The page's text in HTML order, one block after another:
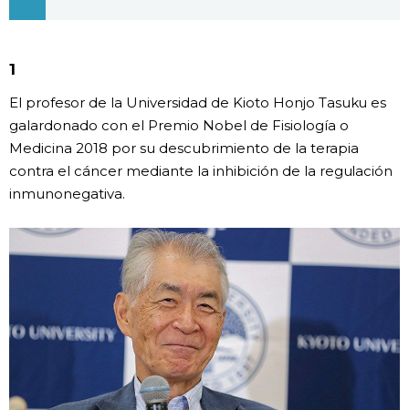
Tokio
Avisos
1
El profesor de la Universidad de Kioto Honjo Tasuku es
galardonado con el Premio Nobel de Fisiología o
Medicina 2018 por su descubrimiento de la terapia
contra el cáncer mediante la inhibición de la regulación
inmunonegativa.